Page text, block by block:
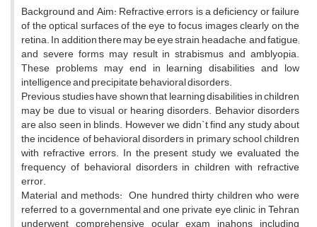
Background and Aim: Refractive errors is a deficiency or failure
of the optical surfaces of the eye to focus images clearly on the
retina. In addition there may be eye strain, headache, and fatigue;
and severe forms may result in strabismus and amblyopia.
These problems may end in learning disabilities and low
intelligence and precipitate behavioral disorders.
Previous studies have shown that learning disabilities in children
may be due to visual or hearing disorders. Behavior disorders
are also seen in blinds. However we didn`t find any study about
the incidence of behavioral disorders in primary school children
with refractive errors. In the present study we evaluated the
frequency of behavioral disorders in children with refractive
error.
Material and methods: One hundred thirty children who were
referred to a governmental and one private eye clinic in Tehran